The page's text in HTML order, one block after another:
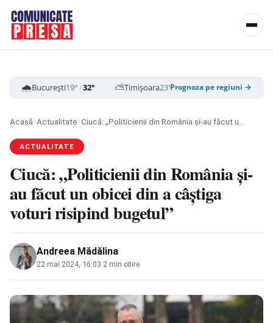
🌧️București19°/32° ⛅Timișoara23°/35° ☁️Cluj-Napoca
Prognoza pe regiuni →
Acasă/Actualitate/
ACTUALITATE
Ciucă: „Politicienii din România și-
au făcut un obicei din a câștiga
voturi risipind bugetul”
Andreea Mădălina
22 mai 2024, 16:03 2 min citire